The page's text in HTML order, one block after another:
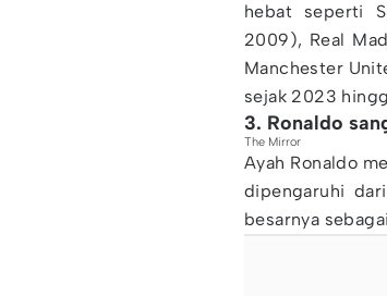
hebat seperti
2009), Real
Manchester
sejak 2023
3. Ronaldo
The Mirror
Ayah Ronaldo
dipengaruhi
besarnya